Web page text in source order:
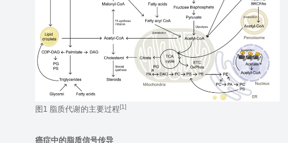
图1 脂质代谢的主要过程[1]
癌症中的脂质信号传导